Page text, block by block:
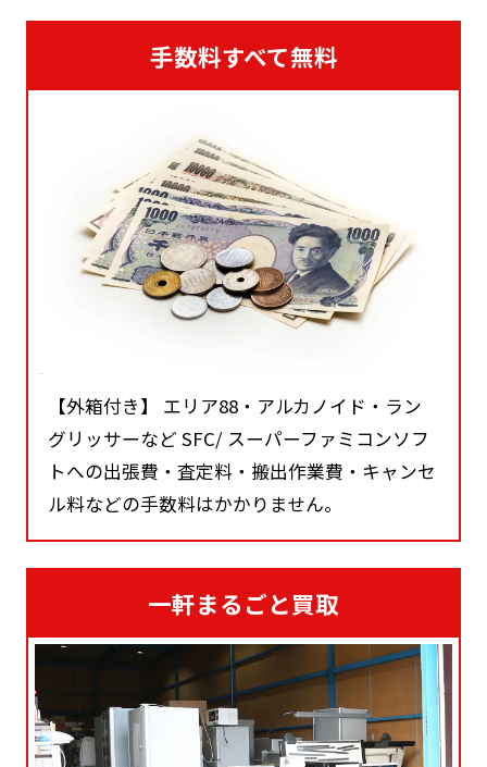
手数料すべて無料
【外箱付き】 エリア88・アルカノイド・ラン
グリッサーなど SFC/ スーパーファミコンソフ
トへの出張費・査定料・搬出作業費・キャンセ
ル料などの手数料はかかりません。
一軒まるごと買取